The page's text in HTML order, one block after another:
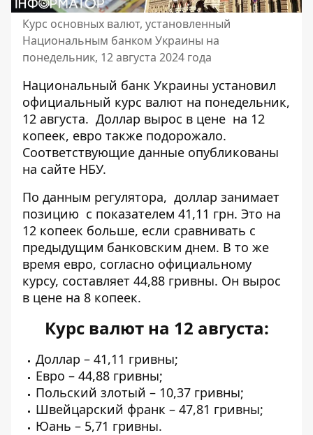
Курс основных валют, установленный
Национальным банком Украины на
понедельник, 12 августа 2024 года
Национальный банк Украины установил
официальный курс валют на понедельник,
12 августа. Доллар вырос в цене на 12
копеек, евро также подорожало.
Соответствующие данные опубликованы
на сайте НБУ.
По данным регулятора, доллар занимает
позицию с показателем 41,11 грн. Это на
12 копеек больше, если сравнивать с
предыдущим банковским днем. В то же
время евро, согласно официальному
курсу, составляет 44,88 гривны. Он вырос
в цене на 8 копеек.
Курс валют на 12 августа:
Доллар – 41,11 гривны;
Евро – 44,88 гривны;
Польский злотый – 10,37 гривны;
Швейцарский франк – 47,81 гривны;
Юань – 5,71 гривны.